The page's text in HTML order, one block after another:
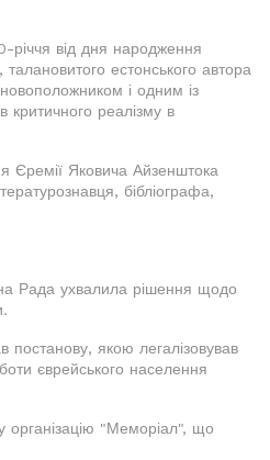
річчя від дня народження
естонського автора
і одним із
критичного реалізму в
Єремії Яковича Айзенштока
бібліографа,
Рада ухвалила рішення щодо
якою легалізовував
єврейського населення
організацію "Меморіал", що